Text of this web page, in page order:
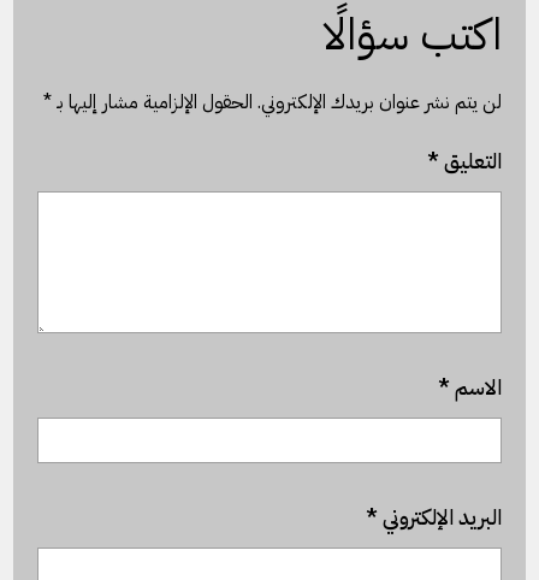
اكتب سؤالًا
لن يتم نشر عنوان بريدك الإلكتروني. الحقول الإلزامية مشار إليها بـ*
التعليق*
الاسم*
البريد الإلكتروني*